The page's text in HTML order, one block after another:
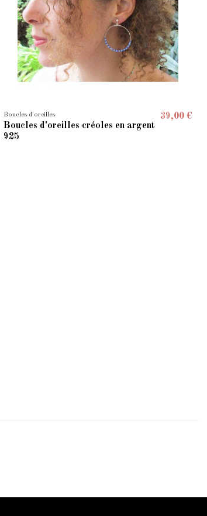
Boucles d'oreilles
Boucles d'oreilles créoles en argent
925
39,00 €